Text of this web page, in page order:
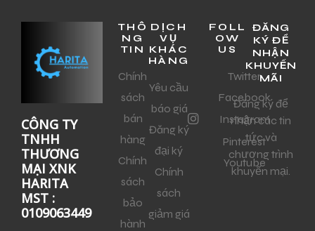
CÔNG TY
TNHH
THƯƠNG
MẠI XNK
HARITA
MST :
0109063449
THÔ
NG
TIN
Chính
sách
bán
hàng
Chính
sách
bảo
hành
DỊCH
VỤ
KHÁC
HÀNG
Yêu cầu
báo giá
Đăng ký
đại ký
Chính
sách
giảm giá
FOLL
OW
US
Twitter
Facebook
Instagram
Pinterest
Youtube
ĐĂNG
KÝ ĐỂ
NHẬN
KHUYẾN
MÃI
Đăng ký để
nhận các tin
tức và
chương trình
khuyến mại.